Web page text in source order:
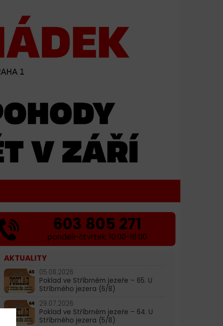
603 805 271
pondělí-čtvrtek: 10:00-16:00
AKTUALITY
05.08.2026
Poklad ve Stříbrném jezeře – 65. U
Stříbrného jezera (6/8)
29.07.2026
Poklad ve Stříbrném jezeře – 64. U
Stříbrného jezera (5/8)